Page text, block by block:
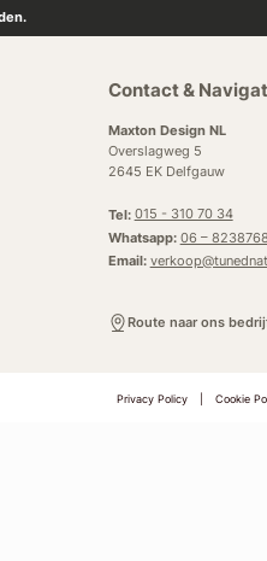
Contact &
Maxton Design NL
Overslagweg 5
2645 EK Delfgauw
Tel: 015 - 310 70 34
Whatsapp: 06 –
Email:
Route naar ons
Privacy Policy Cookie